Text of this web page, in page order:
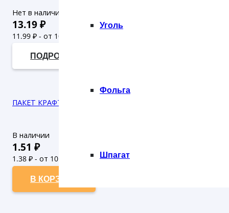
Уголь
Фольга
Шпагат
Нет в наличии
13.19₽
11.99 ₽ - от 10.000 рублей
ПОДРОБНЕЕ
ПАКЕТ КРАФТ ПЛОСКОЕ ДНО Б/П 140*60*250 (100/1200)
В наличии
1.51 ₽
1.38 ₽ - от 10.000 рублей
1.25₽ - от 50.000 рублей
В КОРЗИНУ